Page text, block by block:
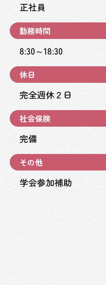
正社員
勤務時間
8:30～18:30
休日
完全週休２日
社会保険
完備
その他
学会参加補助